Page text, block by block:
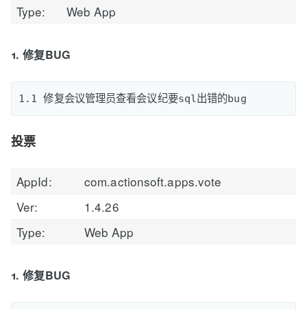
Type:
Web App
1. 修复BUG
投票
AppId:
com.actionsoft.apps.vote
Ver:
1.4.26
Type:
Web App
1. 修复BUG